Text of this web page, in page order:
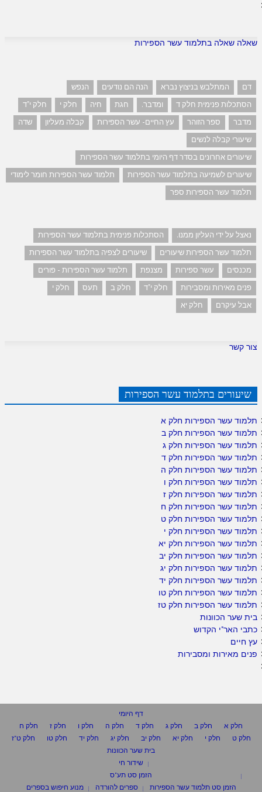
שאלה שאלה בתלמוד עשר הספירות
דם המתלבש בניצוץ נברא הנה הם נודעים
הנפש
הסתכלות פנימית חלק ד
ומדבר. חגת חיה חלק י
חלק י"ד
מדבר
ספר הזוהר עץ החיים- עשר הספירות קבלה מעליון
שדה
שיעורי קבלה לנשים
שיעורים אחרונים בסדר דף היומי בתלמוד עשר הספירות
שיעורים לשמיעה בתלמוד עשר הספירות
תלמוד עשר הספירות חומר לימודי
תלמוד עשר הספירות ספר
נאצל על ידי העליון ממנו.
הסתכלות פנימית בתלמוד עשר הספירות
תלמוד עשר הספירות שיעורים
שיעורים לצפיה בתלמוד עשר הספירות
מכנסים
עשר ספירות מצנפת
תלמוד עשר הספירות - פורים
פנים מאירות ומסבירות
חלק י"ד חלק ב תעס
חלק י
אבל עיקרם
חלק יא
צור קשר
שיעורים בתלמוד עשר הספירות
תלמוד עשר הספירות חלק א
תלמוד עשר הספירות חלק ב
תלמוד עשר הספירות חלק ג
תלמוד עשר הספירות חלק ד
תלמוד עשר הספירות חלק ה
תלמוד עשר הספירות חלק ו
תלמוד עשר הספירות חלק ז
תלמוד עשר הספירות חלק ח
תלמוד עשר הספירות חלק ט
תלמוד עשר הספירות חלק י
תלמוד עשר הספירות חלק יא
תלמוד עשר הספירות חלק יב
תלמוד עשר הספירות חלק יג
תלמוד עשר הספירות חלק יד
תלמוד עשר הספירות חלק טו
תלמוד עשר הספירות חלק טז
בית שער הכוונות
כתבי האר"י הקדוש
עץ חיים
פנים מאירות ומסבירות
דף היומי
חלק א
חלק ב חלק ג חלק ד חלק ה חלק ו חלק ז
חלק ח
חלק ט
חלק י חלק יא חלק יב חלק יג חלק יד חלק טו
חלק ט"ז
בית שער הכוונות
שידור חי
הזמן סט תע"ס
הזמן סט תלמוד עשר הספירות
ספרים להורדה מנוע חיפוש בספרים